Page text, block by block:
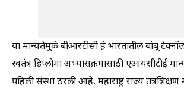
या मान्यतेमुळे बीआरटीसी हे भारतातील बांबू
स्वतंत्र डिप्लोमा अभ्यासक्रमासाठी एआयसीटीई
पहिली संस्था ठरली आहे. महाराष्ट्र राज्य